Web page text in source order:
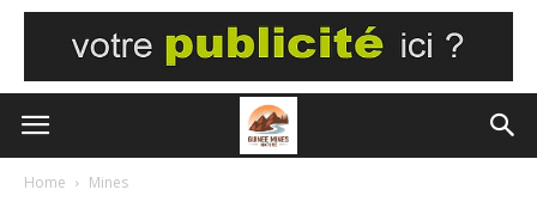
Home Mines